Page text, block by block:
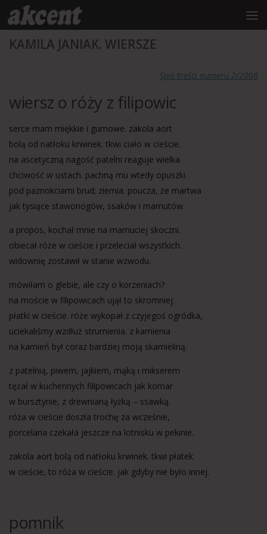
treści
Przejdź do treści
KAMILA JANIAK. WIERSZE
Spis treści numeru 2/2006
wiersz o róży z filipowic
serce mam miękkie i gumowe. zakola aort
bolą od natłoku krwinek. tkwi ciało w cieście.
na ascetyczną nagość patelni reaguje wielka
chciwość w ustach. pachną mu wtedy opuszki.
pod paznokciami brud; ziemia. poucza, że martwa
jak tysiące stawonogów, ssaków i mamutów.
a propos, kochał mnie na mamuciej skoczni.
obiecał róże w cieście i przeleciał wszystkich.
widownię zostawił w stanie wzwodu.
mówiłam o glebie, ale czy o korzeniach?
na moście w filipowicach ujął to skromniej:
płatki w cieście. róże wykopał z czyjegoś ogródka,
uciekaliśmy wzdłuż strumienia. z kamienia
na kamień był coraz bardziej moją skamieliną.
z patelnią, piwem, jajkiem, mąką i mikserem
tężał w kuchennych filipowicach jak komar
w bursztynie, z drewnianą łyżką – ssawką.
róża w cieście doszła trochę za wcześnie,
porcelana czekała jeszcze na lotnisku w pekinie.
zakola aort bolą od natłoku krwinek. tkwi płatek
w cieście, to róża w cieście. jak gdyby nie było innej.
pomnik